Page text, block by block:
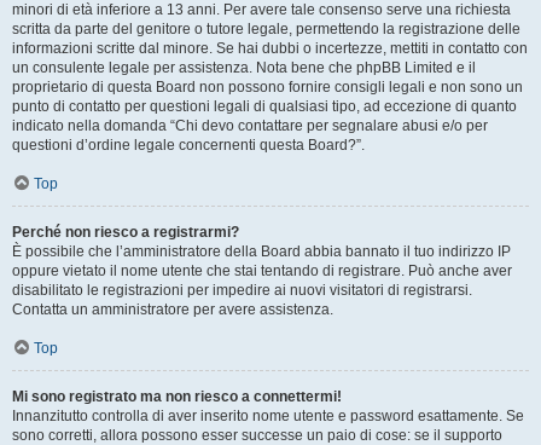
minori di età inferiore a 13 anni. Per avere tale consenso serve una richiesta
scritta da parte del genitore o tutore legale, permettendo la registrazione delle
informazioni scritte dal minore. Se hai dubbi o incertezze, mettiti in contatto con
un consulente legale per assistenza. Nota bene che phpBB Limited e il
proprietario di questa Board non possono fornire consigli legali e non sono un
punto di contatto per questioni legali di qualsiasi tipo, ad eccezione di quanto
indicato nella domanda “Chi devo contattare per segnalare abusi e/o per
questioni d’ordine legale concernenti questa Board?”.
Top
Perché non riesco a registrarmi?
È possibile che l’amministratore della Board abbia bannato il tuo indirizzo IP
oppure vietato il nome utente che stai tentando di registrare. Può anche aver
disabilitato le registrazioni per impedire ai nuovi visitatori di registrarsi.
Contatta un amministratore per avere assistenza.
Top
Mi sono registrato ma non riesco a connettermi!
Innanzitutto controlla di aver inserito nome utente e password esattamente. Se
sono corretti, allora possono esser successe un paio di cose: se il supporto